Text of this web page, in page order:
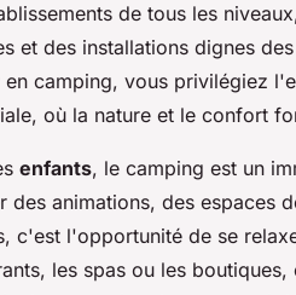
de tous les
et des installations dignes
en camping, vous privilégiez
où la nature et le confort
enfants, le camping est un
des animations, des espaces
c'est l'opportunité de se
les spas ou les